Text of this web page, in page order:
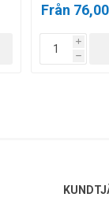
Från
i
h